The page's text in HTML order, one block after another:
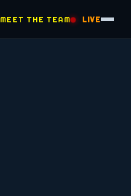
MEET THE TEAM LIVE